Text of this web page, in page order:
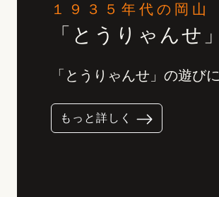
１９３５年代の岡山
「とうりゃんせ
「とうりゃんせ」の遊び
もっと詳しく